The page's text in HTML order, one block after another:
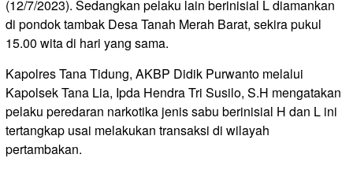
(12/7/2023). Sedangkan pelaku lain berinisial L diamankan
di pondok tambak Desa Tanah Merah Barat, sekira pukul
15.00 wita di hari yang sama.
Kapolres Tana Tidung, AKBP Didik Purwanto melalui
Kapolsek Tana Lia, Ipda Hendra Tri Susilo, S.H mengatakan
pelaku peredaran narkotika jenis sabu berinisial H dan L ini
tertangkap usai melakukan transaksi di wilayah
pertambakan.